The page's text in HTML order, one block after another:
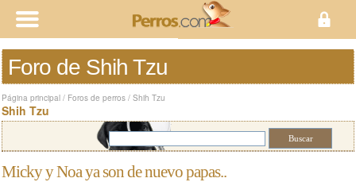
Foro de Shih Tzu
Página principal / Foros de perros / Shih Tzu
Shih Tzu
Micky y Noa ya son de nuevo papas..